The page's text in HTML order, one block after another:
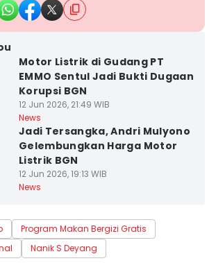
Motor Listrik di Gudang PT
EMMO Sentul Jadi Bukti Dugaan
Korupsi BGN
12 Jun 2026, 21:49 WIB
News
Jadi Tersangka, Andri Mulyono
Gelembungkan Harga Motor
Listrik BGN
12 Jun 2026, 19:13 WIB
News
Program Makan Bergizi Gratis
Nanik S Deyang